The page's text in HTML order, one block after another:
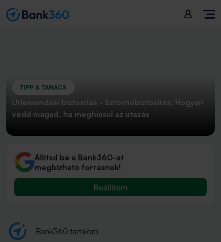
TIPP & TANÁCS
Útlemondási biztosítás - Sztornóbiztosítás: Hogyan
védd magad, ha meghiúsul az utazás
Állítsd be a Bank360-at
megbízható forrásnak!
Beállítom
Bank360 tartalom